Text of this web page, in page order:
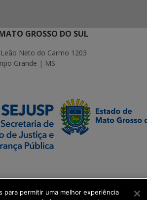
GROSSO DO SUL
Neto do Carmo 1203
Grande | MS
para permitir uma melhor experiência